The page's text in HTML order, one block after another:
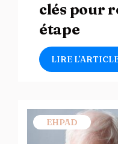
clés pour
étape
LIRE
EHPAD